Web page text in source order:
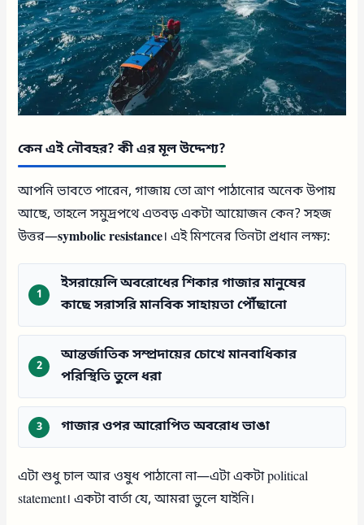
কেন এই নৌবহর? কী এর মূল উদ্দেশ্য?
আপনি ভাবতে পারেন, গাজায় তো ত্রাণ পাঠানোর অনেক উপায়
আছে, তাহলে সমুদ্রপথে এতবড় একটা আয়োজন কেন? সহজ
উত্তর—symbolic resistance। এই মিশনের তিনটা প্রধান লক্ষ্য:
ইসরায়েলি অবরোধের শিকার গাজার মানুষের
কাছে সরাসরি মানবিক সাহায়তা পৌঁছানো
আন্তর্জাতিক সম্প্রদায়ের চোখে মানবাধিকার
পরিস্থিতি তুলে ধরা
গাজার ওপর আরোপিত অবরোধ ভাঙা
এটা শুধু চাল আর ওষুধ পাঠানো না—এটা একটা political
statement। একটা বার্তা যে, আমরা ভুলে যাইনি।